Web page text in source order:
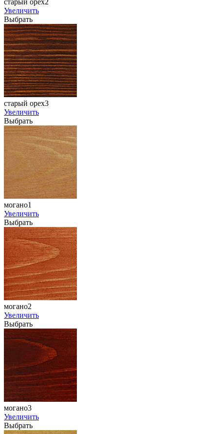
старый орех2
Увеличить
Выбрать
старый орех3
Увеличить
Выбрать
могано1
Увеличить
Выбрать
могано2
Увеличить
Выбрать
могано3
Увеличить
Выбрать